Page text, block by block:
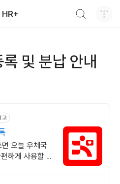
HR+
및 분납 안내
고
오늘 우체국
하게 사용할 수